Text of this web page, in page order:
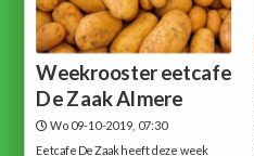
Weekrooster eetcafe
De Zaak Almere
Wo 09-10-2019, 07:30
Eetcafe De Zaak heeft deze week